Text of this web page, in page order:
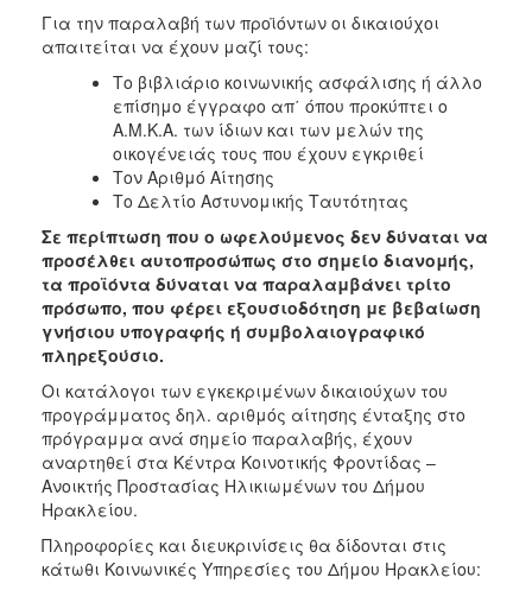
Για την παραλαβή των προϊόντων οι δικαιούχοι
απαιτείται να έχουν μαζί τους:
Το βιβλιάριο κοινωνικής ασφάλισης ή άλλο
επίσημο έγγραφο απ΄ όπου προκύπτει ο
Α.Μ.Κ.Α. των ίδιων και των μελών της
οικογένειάς τους που έχουν εγκριθεί
Τον Αριθμό Αίτησης
Το Δελτίο Αστυνομικής Ταυτότητας
Σε περίπτωση που ο ωφελούμενος δεν δύναται να
προσέλθει αυτοπροσώπως στο σημείο διανομής,
τα προϊόντα δύναται να παραλαμβάνει τρίτο
πρόσωπο, που φέρει εξουσιοδότηση με βεβαίωση
γνήσιου υπογραφής ή συμβολαιογραφικό
πληρεξούσιο.
Οι κατάλογοι των εγκεκριμένων δικαιούχων του
προγράμματος δηλ. αριθμός αίτησης ένταξης στο
πρόγραμμα ανά σημείο παραλαβής, έχουν
αναρτηθεί στα Κέντρα Κοινοτικής Φροντίδας –
Ανοικτής Προστασίας Ηλικιωμένων του Δήμου
Ηρακλείου.
Πληροφορίες και διευκρινίσεις θα δίδονται στις
κάτωθι Κοινωνικές Υπηρεσίες του Δήμου Ηρακλείου: